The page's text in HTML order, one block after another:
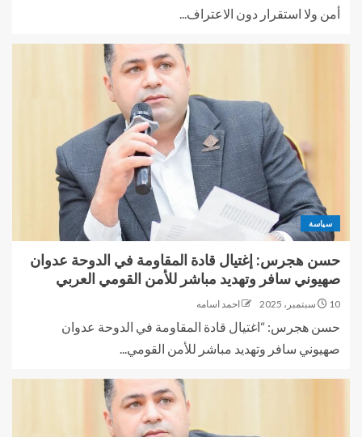
أمن ولا استقرار دون الاعتراف...
سياسة
حسن هجرس: إغتيال قادة المقاومة في الدوحة عدوان
صهيوني سافر وتهديد مباشر للأمن القومي العربي
10 سبتمبر، 2025 احمد اسامه
حسن هجرس: “اغتيال قادة المقاومة في الدوحة عدوان
صهيوني سافر وتهديد مباشر للأمن القومي...